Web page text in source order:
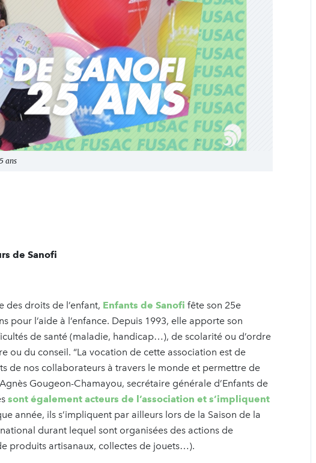
ans
de Sanofi
des droits de l’enfant, Enfants de Sanofi fête son 25e
pour l’aide à l’enfance. Depuis 1993, elle apporte son
de santé (maladie, handicap…), de scolarité ou d’ordre
ou du conseil. “La vocation de cette association est de
de nos collaborateurs à travers le monde et permettre de
Gougeon-Chamayou, secrétaire générale d’Enfants de
sont également acteurs de l’association et s’impliquent
année, ils s’impliquent par ailleurs lors de la Saison de la
durant lequel sont organisées des actions de
produits artisanaux, collectes de jouets…).